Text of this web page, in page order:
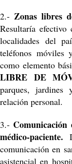
2.- Zonas libres
Resultaría efectivo
localidades del
teléfonos móviles
como elemento
LIBRE DE
parques, jardines
relación personal.
3.-
médico-paciente.
comunicación en
asistencial en